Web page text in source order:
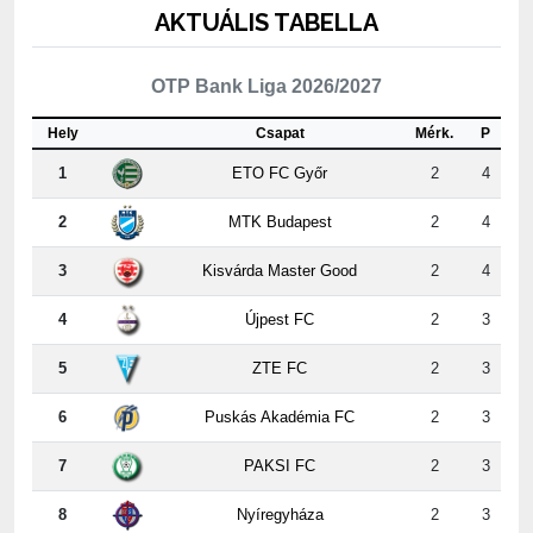
AKTUÁLIS TABELLA
OTP Bank Liga 2026/2027
Hely Csapat Mérk. P
1 ETO FC Győr 2 4
2 MTK Budapest 2 4
3 Kisvárda Master Good 2 4
4 Újpest FC 2 3
5 ZTE FC 2 3
6 Puskás Akadémia FC 2 3
7 PAKSI FC 2 3
8 Nyíregyháza 2 3